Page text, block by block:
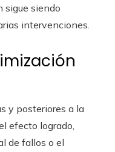
sigue siendo
intervenciones.
y posteriores a la
efecto logrado,
de fallos o el